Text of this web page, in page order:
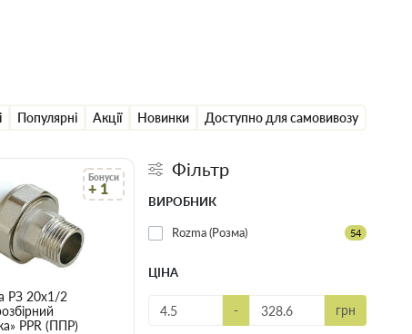
Популярні Акції Новинки Доступно для самовивозу
Бонуси
+ 1
PЗ 20х1/2
PPR (ППР)
Фільтр
ВИРОБНИК
Rozma (Розма) 54
ЦІНА
- грн